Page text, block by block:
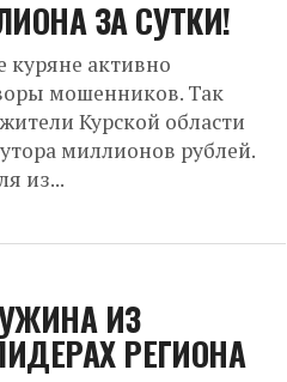
ЗА СУТКИ!
активно
мошенников. Так
Курской области
миллионов рублей.
из...
ИЗ
РЕГИОНА